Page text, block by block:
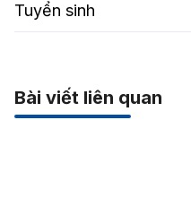
Tuyển sinh
Bài viết liên quan